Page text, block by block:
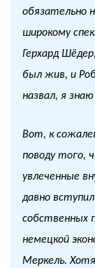
обязательно
широкому
Герхард
был жив, и
назвал, я
Вот, к
поводу того,
увлеченные
давно
собственных
немецкой
Меркель.